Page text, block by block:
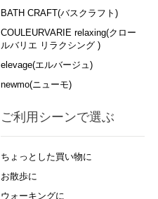
BATH CRAFT(バスクラフト)
COULEURVARIE relaxing(クロー
ルバリエ リラクシング )
elevage(エルバージュ)
newmo(ニューモ)
ご利用シーンで選ぶ
ちょっとした買い物に
お散歩に
ウォーキングに